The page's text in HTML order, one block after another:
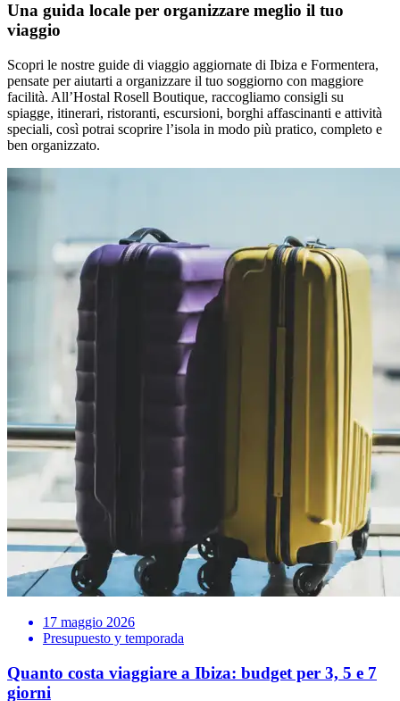
Una guida locale per organizzare meglio il tuo
viaggio
Scopri le nostre guide di viaggio aggiornate di Ibiza e Formentera,
pensate per aiutarti a organizzare il tuo soggiorno con maggiore
facilità. All’Hostal Rosell Boutique, raccogliamo consigli su
spiagge, itinerari, ristoranti, escursioni, borghi affascinanti e attività
speciali, così potrai scoprire l’isola in modo più pratico, completo e
ben organizzato.
17 maggio 2026
Presupuesto y temporada
Quanto costa viaggiare a Ibiza: budget per 3, 5 e 7
giorni